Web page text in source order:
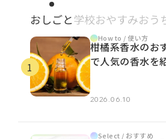
おしごと学校おやすみおう
How to / 使い方
柑橘系香水のお
で人気の香水を
2026.06.10
Select / おすすめ